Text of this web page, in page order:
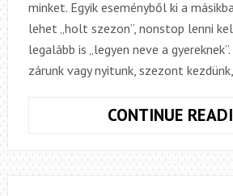
minket. Egyik eseményből ki a
lehet „holt szezon”, nonstop lenni
legalább is „legyen neve a
zárunk vagy nyitunk, szezont
CONTINUE